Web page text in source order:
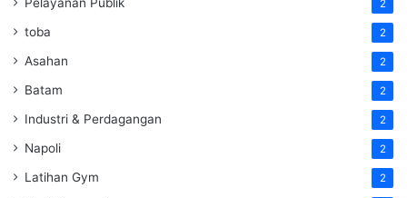
Pelayanan Publik 2
toba 2
Asahan 2
Batam 2
Industri & Perdagangan 2
Napoli 2
Latihan Gym 2